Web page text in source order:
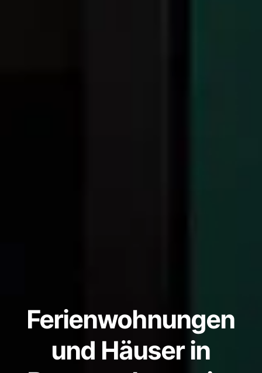
Ferienwohnungen
und Häuser in